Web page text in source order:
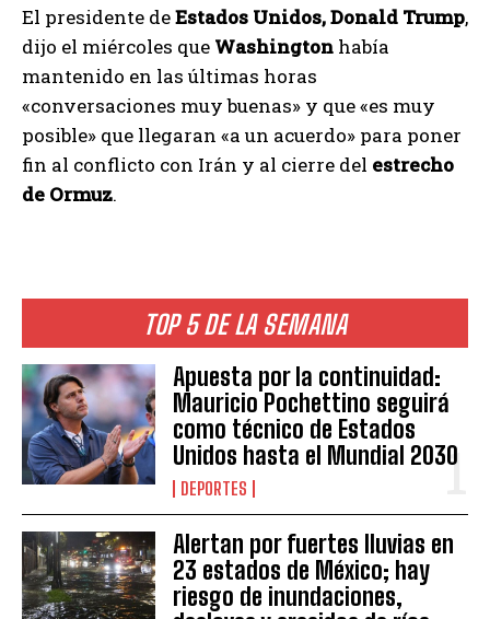
TOP 5 DE LA SEMANA
Apuesta por la continuidad:
Mauricio Pochettino seguirá
como técnico de Estados
Unidos hasta el Mundial 2030
DEPORTES
Alertan por fuertes lluvias en
23 estados de México; hay
riesgo de inundaciones,
El presidente deEstados Unidos, Donald Trump,
dijo el miércoles que Washington había
mantenido en las últimas horas
«conversaciones muy buenas» y que «es muy
posible» que llegaran «a un acuerdo» para poner
fin al conflicto con Irán y al cierre del estrecho
de Ormuz.